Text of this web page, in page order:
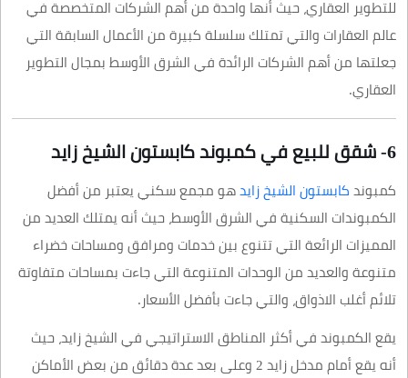
للتطوير العقاري، حيث أنها واحدة من أهم الشركات المتخصصة في
عالم العقارات والتي تمتلك سلسلة كبيرة من الأعمال السابقة التي
جعلتها من أهم الشركات الرائدة في الشرق الأوسط بمجال التطوير
العقاري.
6- شقق للبيع في كمبوند كابستون الشيخ زايد
كمبوند كابستون الشيخ زايد هو مجمع سكني يعتبر من أفضل
الكمبوندات السكنية في الشرق الأوسط، حيث أنه يمتلك العديد من
المميزات الرائعة التي تتنوع بين خدمات ومرافق ومساحات خضراء
متنوعة والعديد من الوحدات المتنوعة التي جاءت بمساحات متفاوتة
تلائم أغلب الاذواق، والتي جاءت بأفضل الأسعار.
يقع الكمبوند في أكثر المناطق الاستراتيجي في الشيخ زايد، حيث
أنه يقع أمام مدخل زايد 2 وعلى بعد عدة دقائق من بعض الأماكن